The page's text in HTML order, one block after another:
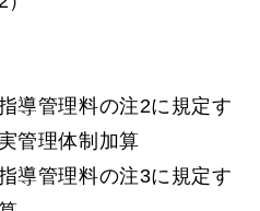
導管理料の注2に規定す
管理体制加算
導管理料の注3に規定す